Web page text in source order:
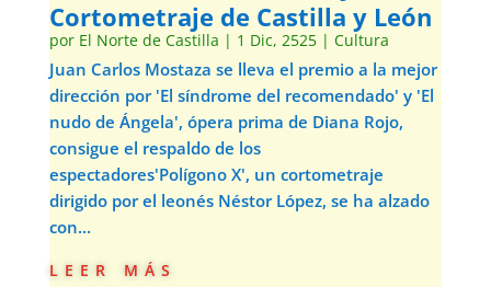
Cortometraje de Castilla y León
por El Norte de Castilla | 1 Dic, 2525| Cultura
Juan Carlos Mostaza se lleva el premio a la mejor
dirección por 'El síndrome del recomendado' y 'El
nudo de Ángela', ópera prima de Diana Rojo,
consigue el respaldo de los
espectadores'Polígono X', un cortometraje
dirigido por el leonés Néstor López, se ha alzado
con...
leer más